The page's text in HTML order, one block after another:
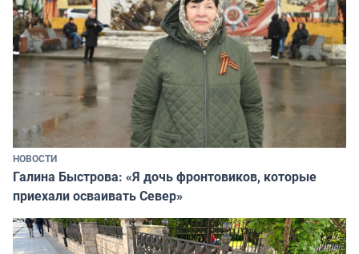
НОВОСТИ
Галина Быстрова: «Я дочь фронтовиков, которые
приехали осваивать Север»